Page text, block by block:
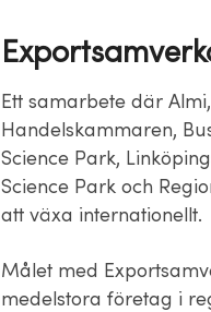
Ett samarbete där
Handelskammaren,
Science Park,
Science Park och
att växa internationellt.
Målet med
medelstora företag i